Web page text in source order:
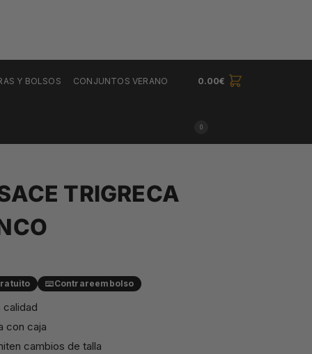
Y BOLSOS CONJUNTOS VERANO 0.00€
0
TRIGRECA
Contrareembolso
calidad
con caja
cambios de talla